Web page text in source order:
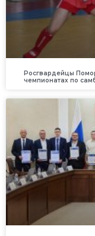
Росгвардейцы
чемпионатах по